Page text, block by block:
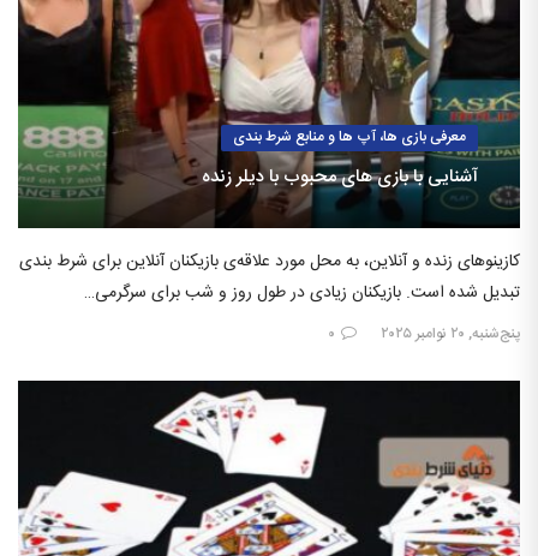
معرفی بازی ها، آپ ها و منابع شرط بندی
آشنایی با بازی های محبوب با دیلر زنده
کازینوهای زنده و آنلاین، به محل مورد علاقه‌ی بازیکنان آنلاین برای شرط بندی
تبدیل شده است. بازیکنان زیادی در طول روز و شب برای سرگرمی…
پنج‌شنبه, ۲۰ نوامبر ۲۰۲۵ ۰